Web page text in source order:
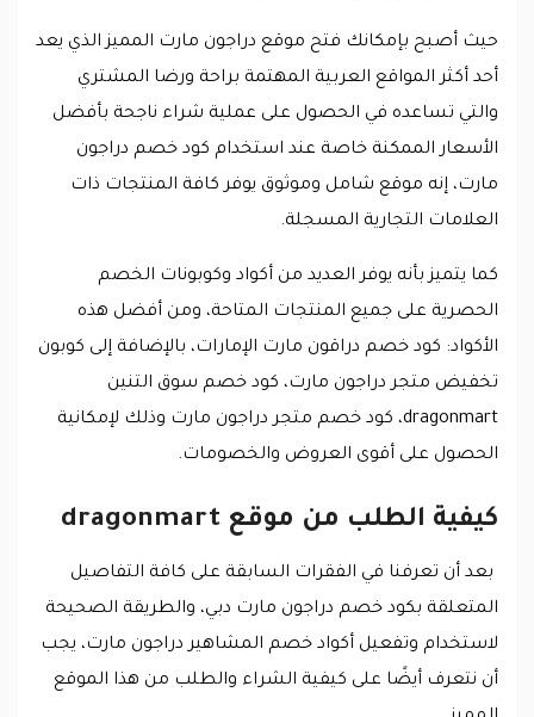
حيث أصبح بإمكانك فتح موقع دراجون مارت المميز الذي يعد
أحد أكثر المواقع العربية المهتمة براحة ورضا المشتري
والتي تساعده في الحصول على عملية شراء ناجحة بأفضل
الأسعار الممكنة خاصة عند استخدام كود خصم دراجون
مارت، إنه موقع شامل وموثوق يوفر كافة المنتجات ذات
العلامات التجارية المسجلة.
كما يتميز بأنه يوفر العديد من أكواد وكوبونات الخصم
الحصرية على جميع المنتجات المتاحة، ومن أفضل هذه
الأكواد: كود خصم دراقون مارت الإمارات، بالإضافة إلى كوبون
تخفيض متجر دراجون مارت، كود خصم سوق التنين
dragonmart، كود خصم متجر دراجون مارت وذلك لإمكانية
الحصول على أقوى العروض والخصومات.
كيفية الطلب من موقع dragonmart
بعد أن تعرفنا في الفقرات السابقة على كافة التفاصيل
المتعلقة بكود خصم دراجون مارت دبي، والطريقة الصحيحة
لاستخدام وتفعيل أكواد خصم المشاهير دراجون مارت، يجب
أن نتعرف أيضًا على كيفية الشراء والطلب من هذا الموقع